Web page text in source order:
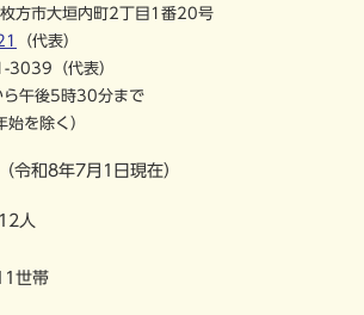
方市大垣内町2丁目1番20号
（代表）
3039（代表）
ら午後5時30分まで
始を除く）
（令和8年7月1日現在）
人
世帯